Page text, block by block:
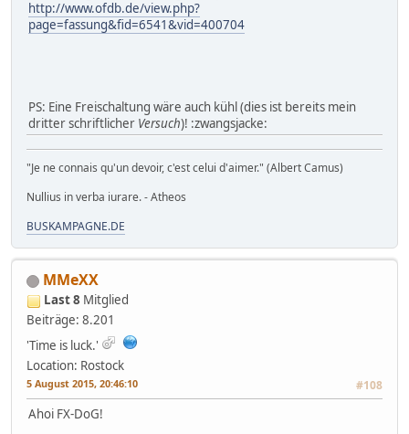
http://www.ofdb.de/view.php?
page=fassung&fid=6541&vid=400704
PS: Eine Freischaltung wäre auch kühl (dies ist bereits mein
dritter schriftlicher Versuch)! :zwangsjacke:
"Je ne connais qu'un devoir, c'est celui d'aimer." (Albert Camus)
Nullius in verba iurare. - Atheos
BUSKAMPAGNE.DE
MMeXX
Last 8 Mitglied
Beiträge: 8.201
'Time is luck.'
Location: Rostock
5 August 2015, 20:46:10 #108
Ahoi FX-DoG!